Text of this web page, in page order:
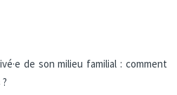
de son milieu familial : comment